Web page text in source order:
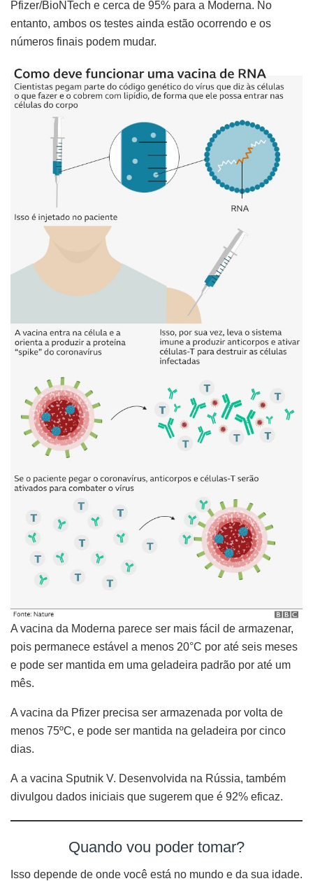
Pfizer/BioNTech e cerca de 95% para a Moderna. No
entanto, ambos os testes ainda estão ocorrendo e os
números finais podem mudar.
A vacina da Moderna parece ser mais fácil de armazenar,
pois permanece estável a menos 20°C por até seis meses
e pode ser mantida em uma geladeira padrão por até um
mês.
A vacina da Pfizer precisa ser armazenada por volta de
menos 75ºC, e pode ser mantida na geladeira por cinco
dias.
A a vacina Sputnik V. Desenvolvida na Rússia, também
divulgou dados iniciais que sugerem que é 92% eficaz.
Quando vou poder tomar?
Isso depende de onde você está no mundo e da sua idade.